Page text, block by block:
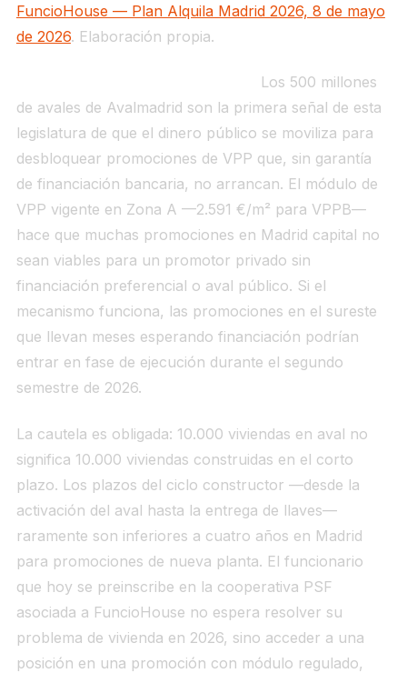
FuncioHouse — Plan Alquila Madrid 2026, 8 de mayo
de 2026. Elaboración propia.
Los 500 millones
de avales de Avalmadrid son la primera señal de esta
legislatura de que el dinero público se moviliza para
desbloquear promociones de VPP que, sin garantía
de financiación bancaria, no arrancan. El módulo de
VPP vigente en Zona A —2.591 €/m² para VPPB—
hace que muchas promociones en Madrid capital no
sean viables para un promotor privado sin
financiación preferencial o aval público. Si el
mecanismo funciona, las promociones en el sureste
que llevan meses esperando financiación podrían
entrar en fase de ejecución durante el segundo
semestre de 2026.
La cautela es obligada: 10.000 viviendas en aval no
significa 10.000 viviendas construidas en el corto
plazo. Los plazos del ciclo constructor —desde la
activación del aval hasta la entrega de llaves—
raramente son inferiores a cuatro años en Madrid
para promociones de nueva planta. El funcionario
que hoy se preinscribe en la cooperativa PSF
asociada a FuncioHouse no espera resolver su
problema de vivienda en 2026, sino acceder a una
posición en una promoción con módulo regulado,